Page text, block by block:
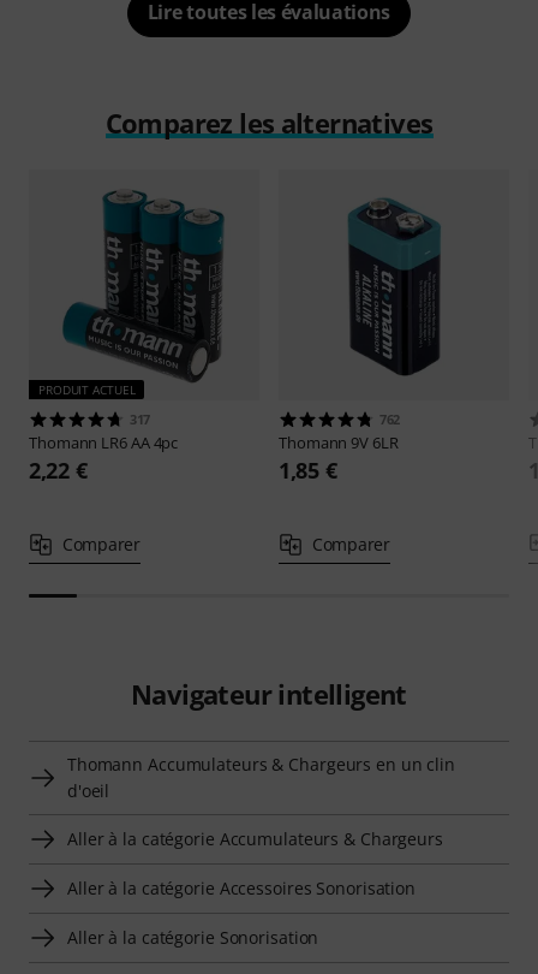
Lire toutes les évaluations
Comparez les alternatives
PRODUIT ACTUEL
317
Thomann LR6 AA 4pc
2,22 €
Comparer
762
Thomann 9V 6LR
1,85 €
Comparer
Navigateur intelligent
Thomann Accumulateurs & Chargeurs en un clin
d'oeil
Aller à la catégorie Accumulateurs & Chargeurs
Aller à la catégorie Accessoires Sonorisation
Aller à la catégorie Sonorisation